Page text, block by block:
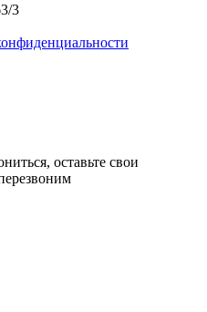
3
оставьте свои